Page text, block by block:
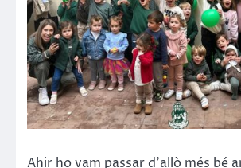
Ahir ho vam passar d’allò més bé